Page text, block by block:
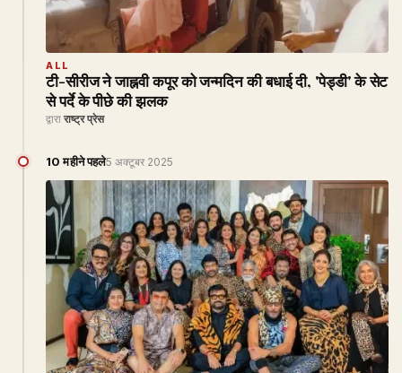
ALL
टी-सीरीज ने जाह्नवी कपूर को जन्मदिन की बधाई दी, 'पेड्डी' के सेट
से पर्दे के पीछे की झलक
द्वारा राष्ट्र प्रेस
10 महीने पहले5 अक्टूबर 2025